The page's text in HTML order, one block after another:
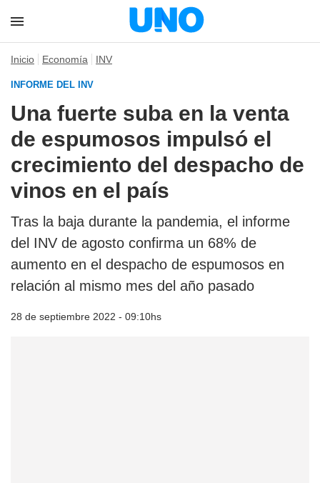
Inicio Economía INV
INFORME DEL INV
Una fuerte suba en la venta
de espumosos impulsó el
crecimiento del despacho de
vinos en el país
Tras la baja durante la pandemia, el informe
del INV de agosto confirma un 68% de
aumento en el despacho de espumosos en
relación al mismo mes del año pasado
28 de septiembre 2022 - 09:10hs